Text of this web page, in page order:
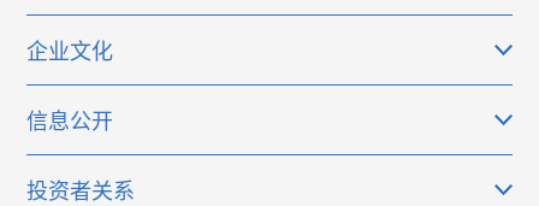
企业文化
信息公开
投资者关系